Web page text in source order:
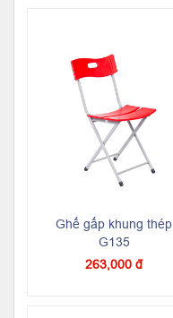
Ghế gấp khung thép
G135
263,000 đ